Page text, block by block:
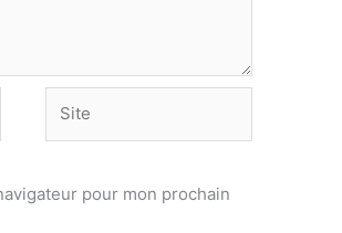
pour mon prochain